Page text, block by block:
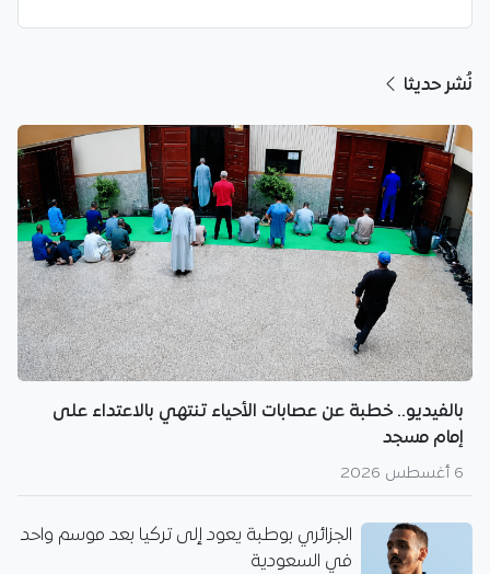
نُشر حديثا
بالفيديو.. خطبة عن عصابات الأحياء تنتهي بالاعتداء على
إمام مسجد
6 أغسطس 2026
الجزائري بوطبة يعود إلى تركيا بعد موسم واحد
في السعودية